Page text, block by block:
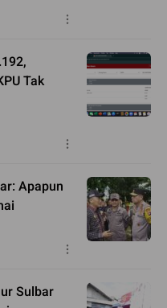
Tak
Apapun
Sulbar